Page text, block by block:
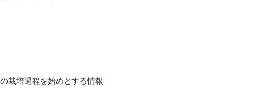
栽培過程を始めとする情報